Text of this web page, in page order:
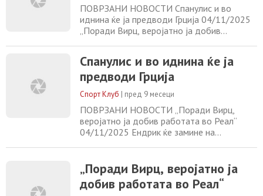
ПОВРЗАНИ НОВОСТИ Спанулис и во
иднина ќе ја предводи Грција 04/11/2025
„Поради Вирц, веројатно ја добив
04/11/2025 Ливерпул против Реал, Баерн
гостува во Париз 04/11/2025
Спанулис и во иднина ќе ја
предводи Грција
Спорт Клуб | пред 9 месеци
ПОВРЗАНИ НОВОСТИ „Поради Вирц,
веројатно ја добив работата во Реал“
04/11/2025 Ендрик ќе замине на
Париз 04/11/2025 (Видео) Поени со
звукот на сирената – Јанис и Нуркиќ меч
винери 04/11/2025
„Поради Вирц, веројатно ја
добив работата во Реал“